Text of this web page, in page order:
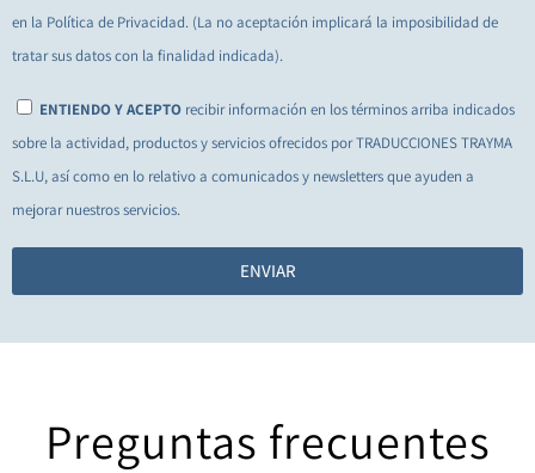
en la Política de Privacidad. (La no aceptación implicará la imposibilidad de
tratar sus datos con la finalidad indicada).
ENTIENDO Y ACEPTO recibir información en los términos arriba indicados
sobre la actividad, productos y servicios ofrecidos por TRADUCCIONES TRAYMA
S.L.U, así como en lo relativo a comunicados y newsletters que ayuden a
mejorar nuestros servicios.
ENVIAR
Preguntas frecuentes